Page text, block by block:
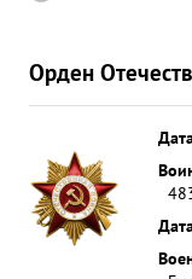
Орден